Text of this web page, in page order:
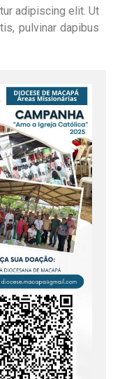
adipiscing elit. Ut
pulvinar dapibus